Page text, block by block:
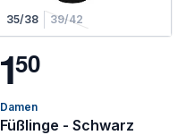
35/38 39/42
150
Damen
Füßlinge - Schwarz